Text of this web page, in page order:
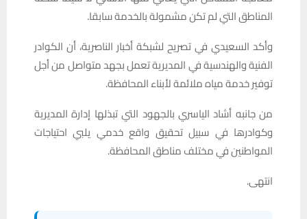
المناطق التي لم تكن مشمولة بالخدمة سابقا.
وأكد السعيدي في تصريح لشبكة أخبار الناصرية، أن الكوادر
الفنية والهندسية في المديرية تعمل بجهد متواصل من أجل
توفير خدمة مياه ملائمة لأبناء المحافظة.
من جانبه أشاد الياسري بالجهود التي تبذلها إدارة المديرية
وكوادرها في سبيل تحقيق واقع خدمي يلبي احتياجات
المواطنين في مختلف مناطق المحافظة.
انتهى.